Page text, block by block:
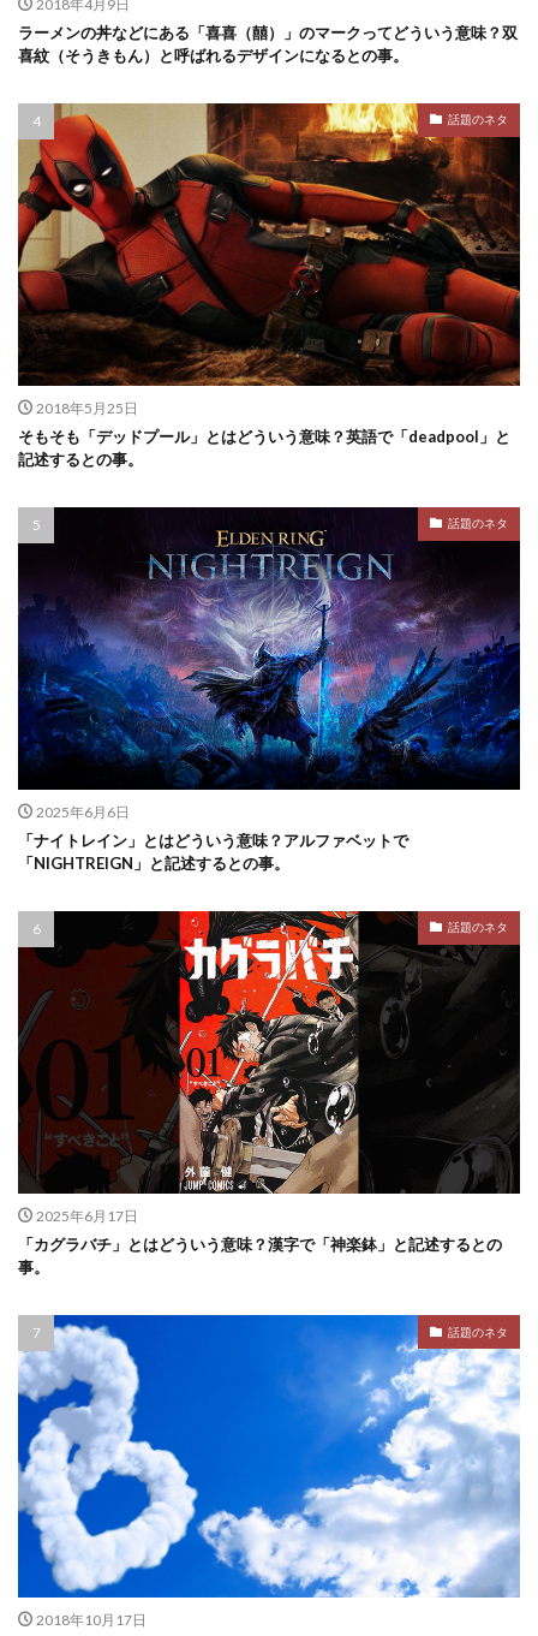
2018年4月9日
ラーメンの丼などにある「喜喜（囍）」のマークってどういう意味？双
喜紋（そうきもん）と呼ばれるデザインになるとの事。
話題のネタ
2018年5月25日
そもそも「デッドプール」とはどういう意味？英語で「deadpool」と
記述するとの事。
話題のネタ
2025年6月6日
「ナイトレイン」とはどういう意味？アルファベットで
「NIGHTREIGN」と記述するとの事。
話題のネタ
2025年6月17日
「カグラバチ」とはどういう意味？漢字で「神楽鉢」と記述するとの
事。
話題のネタ
2018年10月17日